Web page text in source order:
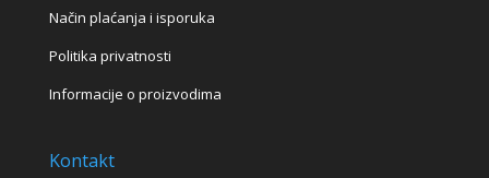
Način plaćanja i isporuka
Politika privatnosti
Informacije o proizvodima
Kontakt